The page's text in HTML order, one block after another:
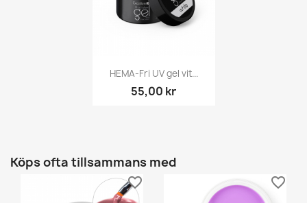
HEMA-Fri UV gel vit...
55,00 kr
Köps ofta tillsammans med
favorite_border favorite_border